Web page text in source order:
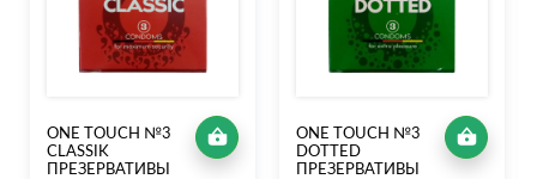
ONE TOUCH №3
CLASSIK
ПРЕЗЕРВАТИВЫ
ONE TOUCH №3
DOTTED
ПРЕЗЕРВАТИВЫ